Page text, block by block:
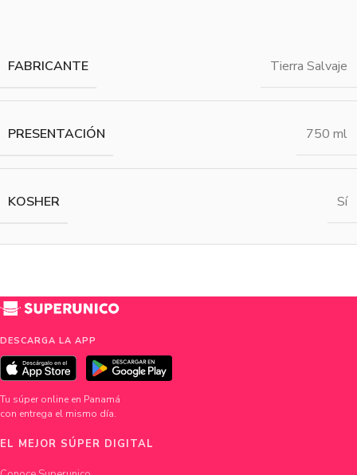
FABRICANTE Tierra Salvaje
PRESENTACIÓN 750 ml
KOSHER Sí
DESCARGA LA APP
Tu súper online en Panamá
con entrega el mismo día.
EL MEJOR SÚPER DIGITAL